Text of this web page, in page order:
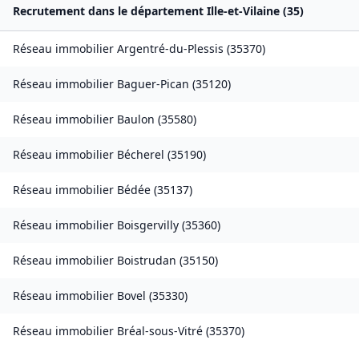
Recrutement dans le département Ille-et-Vilaine (35)
Réseau immobilier Argentré-du-Plessis (35370)
Réseau immobilier Baguer-Pican (35120)
Réseau immobilier Baulon (35580)
Réseau immobilier Bécherel (35190)
Réseau immobilier Bédée (35137)
Réseau immobilier Boisgervilly (35360)
Réseau immobilier Boistrudan (35150)
Réseau immobilier Bovel (35330)
Réseau immobilier Bréal-sous-Vitré (35370)